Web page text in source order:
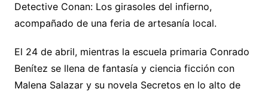
Detective Conan: Los girasoles del infierno,
acompañado de una feria de artesanía local.
El 24 de abril, mientras la escuela primaria Conrado
Benítez se llena de fantasía y ciencia ficción con
Malena Salazar y su novela Secretos en lo alto de